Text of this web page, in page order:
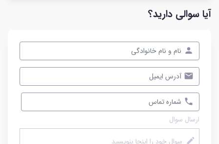
آیا سوالی دارید؟
ارسال سوال